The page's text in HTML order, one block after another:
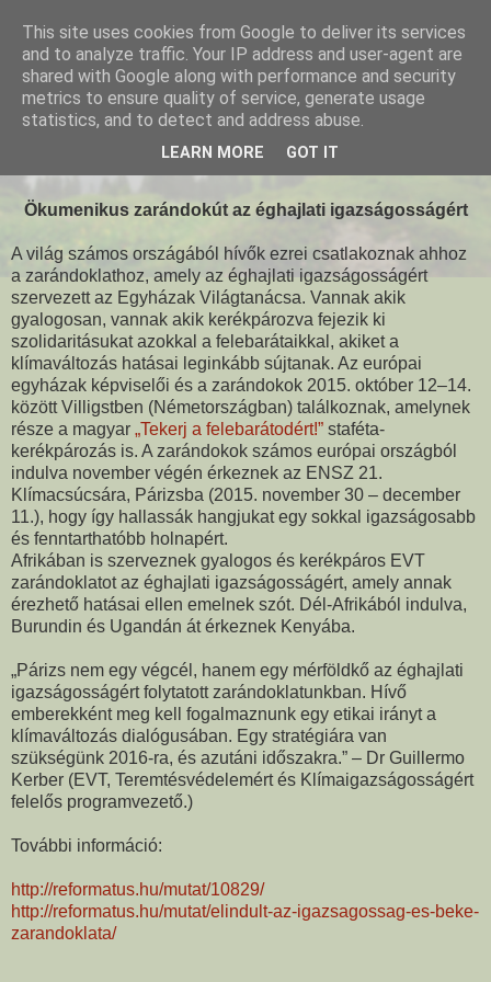
2015-06-02
CEC Ökomenikus zarándoklat COP21
Ökumenikus zarándokút az éghajlati igazságosságért
A világ számos országából hívők ezrei csatlakoznak ahhoz
a zarándoklathoz, amely az éghajlati igazságosságért
szervezett az Egyházak Világtanácsa. Vannak akik
gyalogosan, vannak akik kerékpározva fejezik ki
szolidaritásukat azokkal a felebarátaikkal, akiket a
klímaváltozás hatásai leginkább sújtanak. Az európai
egyházak képviselői és a zarándokok 2015. október 12–14.
között Villigstben (Németországban) találkoznak, amelynek
része a magyar „Tekerj a felebarátodért!” staféta-
kerékpározás is. A zarándokok számos európai országból
indulva november végén érkeznek az ENSZ 21.
Klímacsúcsára, Párizsba (2015. november 30 – december
11.), hogy így hallassák hangjukat egy sokkal igazságosabb
és fenntarthatóbb holnapért.
Afrikában is szerveznek gyalogos és kerékpáros EVT
zarándoklatot az éghajlati igazságosságért, amely annak
érezhető hatásai ellen emelnek szót. Dél-Afrikából indulva,
Burundin és Ugandán át érkeznek Kenyába.
„Párizs nem egy végcél, hanem egy mérföldkő az éghajlati
igazságosságért folytatott zarándoklatunkban. Hívő
emberekként meg kell fogalmaznunk egy etikai irányt a
klímaváltozás dialógusában. Egy stratégiára van
szükségünk 2016-ra, és azutáni időszakra.” – Dr Guillermo
Kerber (EVT, Teremtésvédelemért és Klímaigazságosságért
felelős programvezető.)
További információ:
http://reformatus.hu/mutat/10829/
http://reformatus.hu/mutat/elindult-az-igazsagossag-es-beke-
zarandoklata/
This site uses cookies from Google to deliver its services
and to analyze traffic. Your IP address and user-agent are
shared with Google along with performance and security
metrics to ensure quality of service, generate usage
statistics, and to detect and address abuse.
LEARN MORE GOT IT